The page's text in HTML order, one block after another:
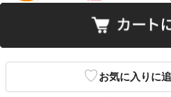
♡お気に入りに